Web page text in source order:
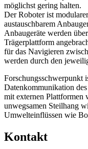
möglichst gering halten.
Der Roboter ist
austauschbarem
Anbaugeräte werden
Trägerplattform
für das Navigieren
werden durch den
Forschungsschwerpunkt
Datenkommunikation
mit externen Plattformen
unwegsamen Steilhang
Umwelteinflüssen wie
Kontakt